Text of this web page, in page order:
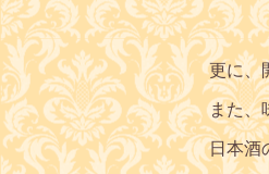
更に、
また、
日本酒